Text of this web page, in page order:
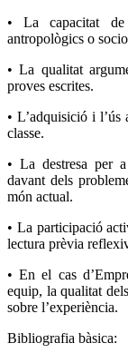
• La capacitat
antropològics o
• La qualitat
proves escrites.
• L’adquisició i l’ús
classe.
• La destresa per
davant dels
món actual.
• La participació
lectura prèvia
• En el cas
equip, la qualitat
sobre l’experiència.
Bibliografia bàsica: